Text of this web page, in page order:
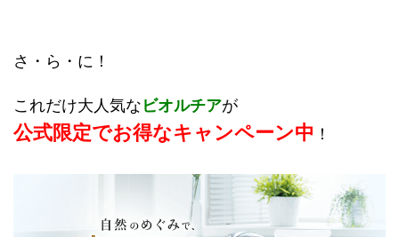
さ・ら・に！
これだけ大人気なビオルチアが
公式限定でお得なキャンペーン中 ！